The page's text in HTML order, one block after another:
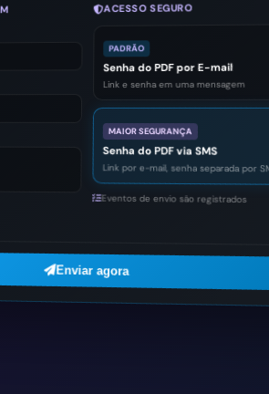
ACESSO SEGURO
PADRÃO
Senha do PDF por E-mail
Link e senha em uma mensagem
MAIOR SEGURANÇA
Senha do PDF via SMS
Link por e-mail, senha separada por SMS
Eventos de envio são registrados
Enviar agora